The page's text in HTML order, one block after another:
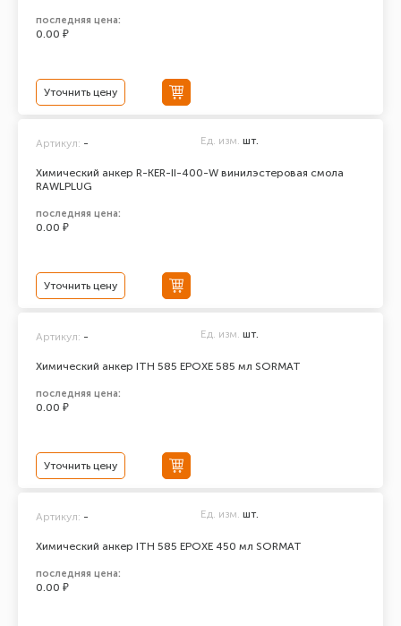
последняя цена:
0.00 ₽
Уточнить цену
Химический анкер R-KER-II-400-W винилэстеровая смола
RAWLPLUG
Артикул: - Ед. изм. шт.
последняя цена:
0.00 ₽
Уточнить цену
Химический анкер ITH 585 EPOXЕ 585 мл SORMAT
Артикул: - Ед. изм. шт.
последняя цена:
0.00 ₽
Уточнить цену
Химический анкер ITH 585 EPOXЕ 450 мл SORMAT
Артикул: - Ед. изм. шт.
последняя цена:
0.00 ₽